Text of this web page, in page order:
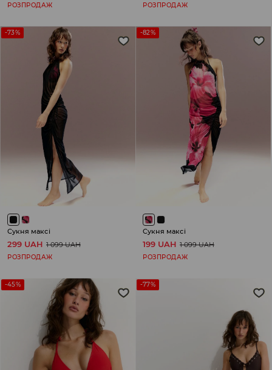
РОЗПРОДАЖ РОЗПРОДАЖ
-73%
Сукня максі
299 UAH 1 099 UAH
РОЗПРОДАЖ
-82%
Сукня максі
199 UAH 1 099 UAH
РОЗПРОДАЖ
-45% -77%